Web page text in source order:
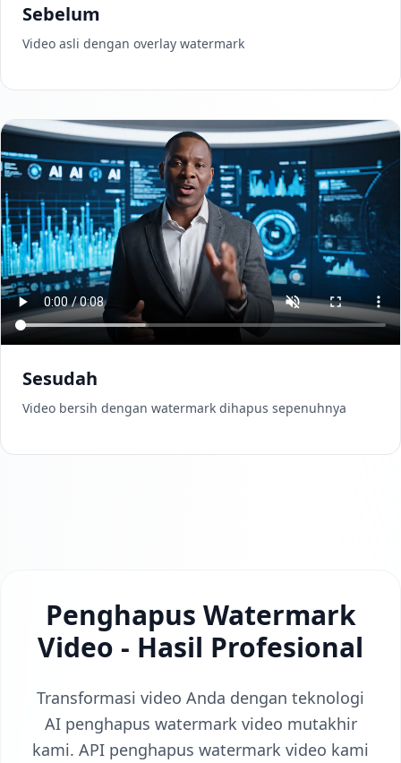
Sebelum
Video asli dengan overlay watermark
Sesudah
Video bersih dengan watermark dihapus sepenuhnya
Penghapus Watermark
Video - Hasil Profesional
Transformasi video Anda dengan teknologi
AI penghapus watermark video mutakhir
kami. API penghapus watermark video kami